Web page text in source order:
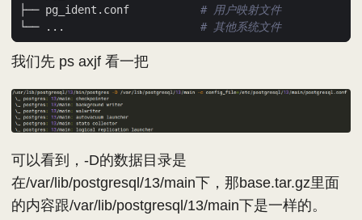
├── pg_ident.conf # 用户映射文件
└── ... # 其他系统文件
我们先 ps axjf 看一把
可以看到，-D的数据目录是
在/var/lib/postgresql/13/main下，那base.tar.gz里面
的内容跟/var/lib/postgresql/13/main下是一样的。